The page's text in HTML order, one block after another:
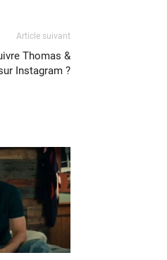
Article suivant
Thomas &
Instagram ?